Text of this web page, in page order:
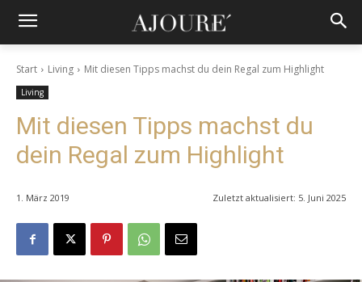
Start Living Mit diesen Tipps machst du dein Regal zum Highlight
Living
Mit diesen Tipps machst du
dein Regal zum Highlight
1. März 2019 Zuletzt aktualisiert: 5. Juni 2025